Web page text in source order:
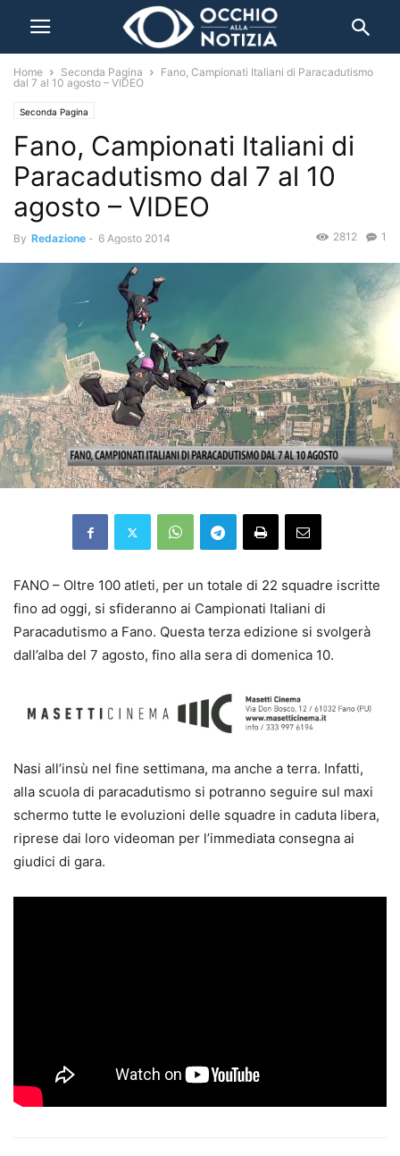
Home Seconda Pagina
Fano, Campionati Italiani di Paracadutismo
dal 7 al 10 agosto – VIDEO
Seconda Pagina
Fano, Campionati Italiani di
Paracadutismo dal 7 al 10
agosto – VIDEO
By Redazione - 6 Agosto 2014 1
2812
FANO – Oltre 100 atleti, per un totale di 22 squadre iscritte
fino ad oggi, si sfideranno ai Campionati Italiani di
Paracadutismo a Fano. Questa terza edizione si svolgerà
dall’alba del 7 agosto, fino alla sera di domenica 10.
Nasi all’insù nel fine settimana, ma anche a terra. Infatti,
alla scuola di paracadutismo si potranno seguire sul maxi
schermo tutte le evoluzioni delle squadre in caduta libera,
riprese dai loro videoman per l’immediata consegna ai
giudici di gara.